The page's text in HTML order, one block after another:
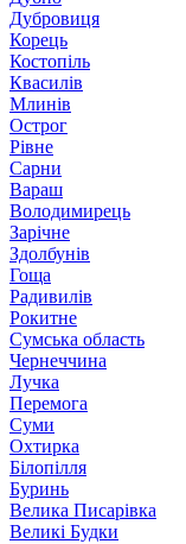
Дубровиця
Корець
Костопіль
Квасилів
Млинів
Острог
Рівне
Сарни
Вараш
Володимирець
Зарічне
Здолбунів
Гоща
Радивилів
Рокитне
Сумська область
Чернеччина
Лучка
Перемога
Суми
Охтирка
Білопілля
Буринь
Велика Писарівка
Великі Будки